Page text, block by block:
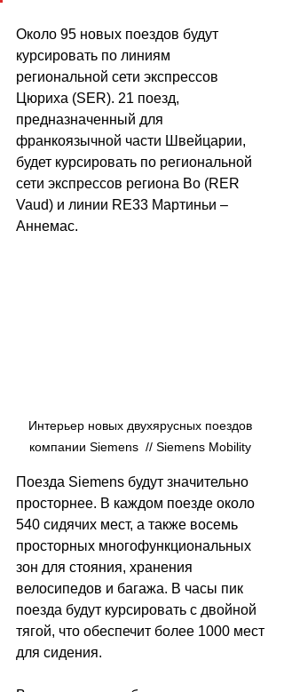
Около 95 новых поездов будут
курсировать по линиям
региональной сети экспрессов
Цюриха (SER). 21 поезд,
предназначенный для
франкоязычной части Швейцарии,
будет курсировать по региональной
сети экспрессов региона Во (RER
Vaud) и линии RE33 Мартиньи –
Аннемас.
Интерьер новых двухярусных поездов
компании Siemens  // Siemens Mobility
Поезда Siemens будут значительно
просторнее. В каждом поезде около
540 сидячих мест, а также восемь
просторных многофункциональных
зон для стояния, хранения
велосипедов и багажа. В часы пик
поезда будут курсировать с двойной
тягой, что обеспечит более 1000 мест
для сидения.